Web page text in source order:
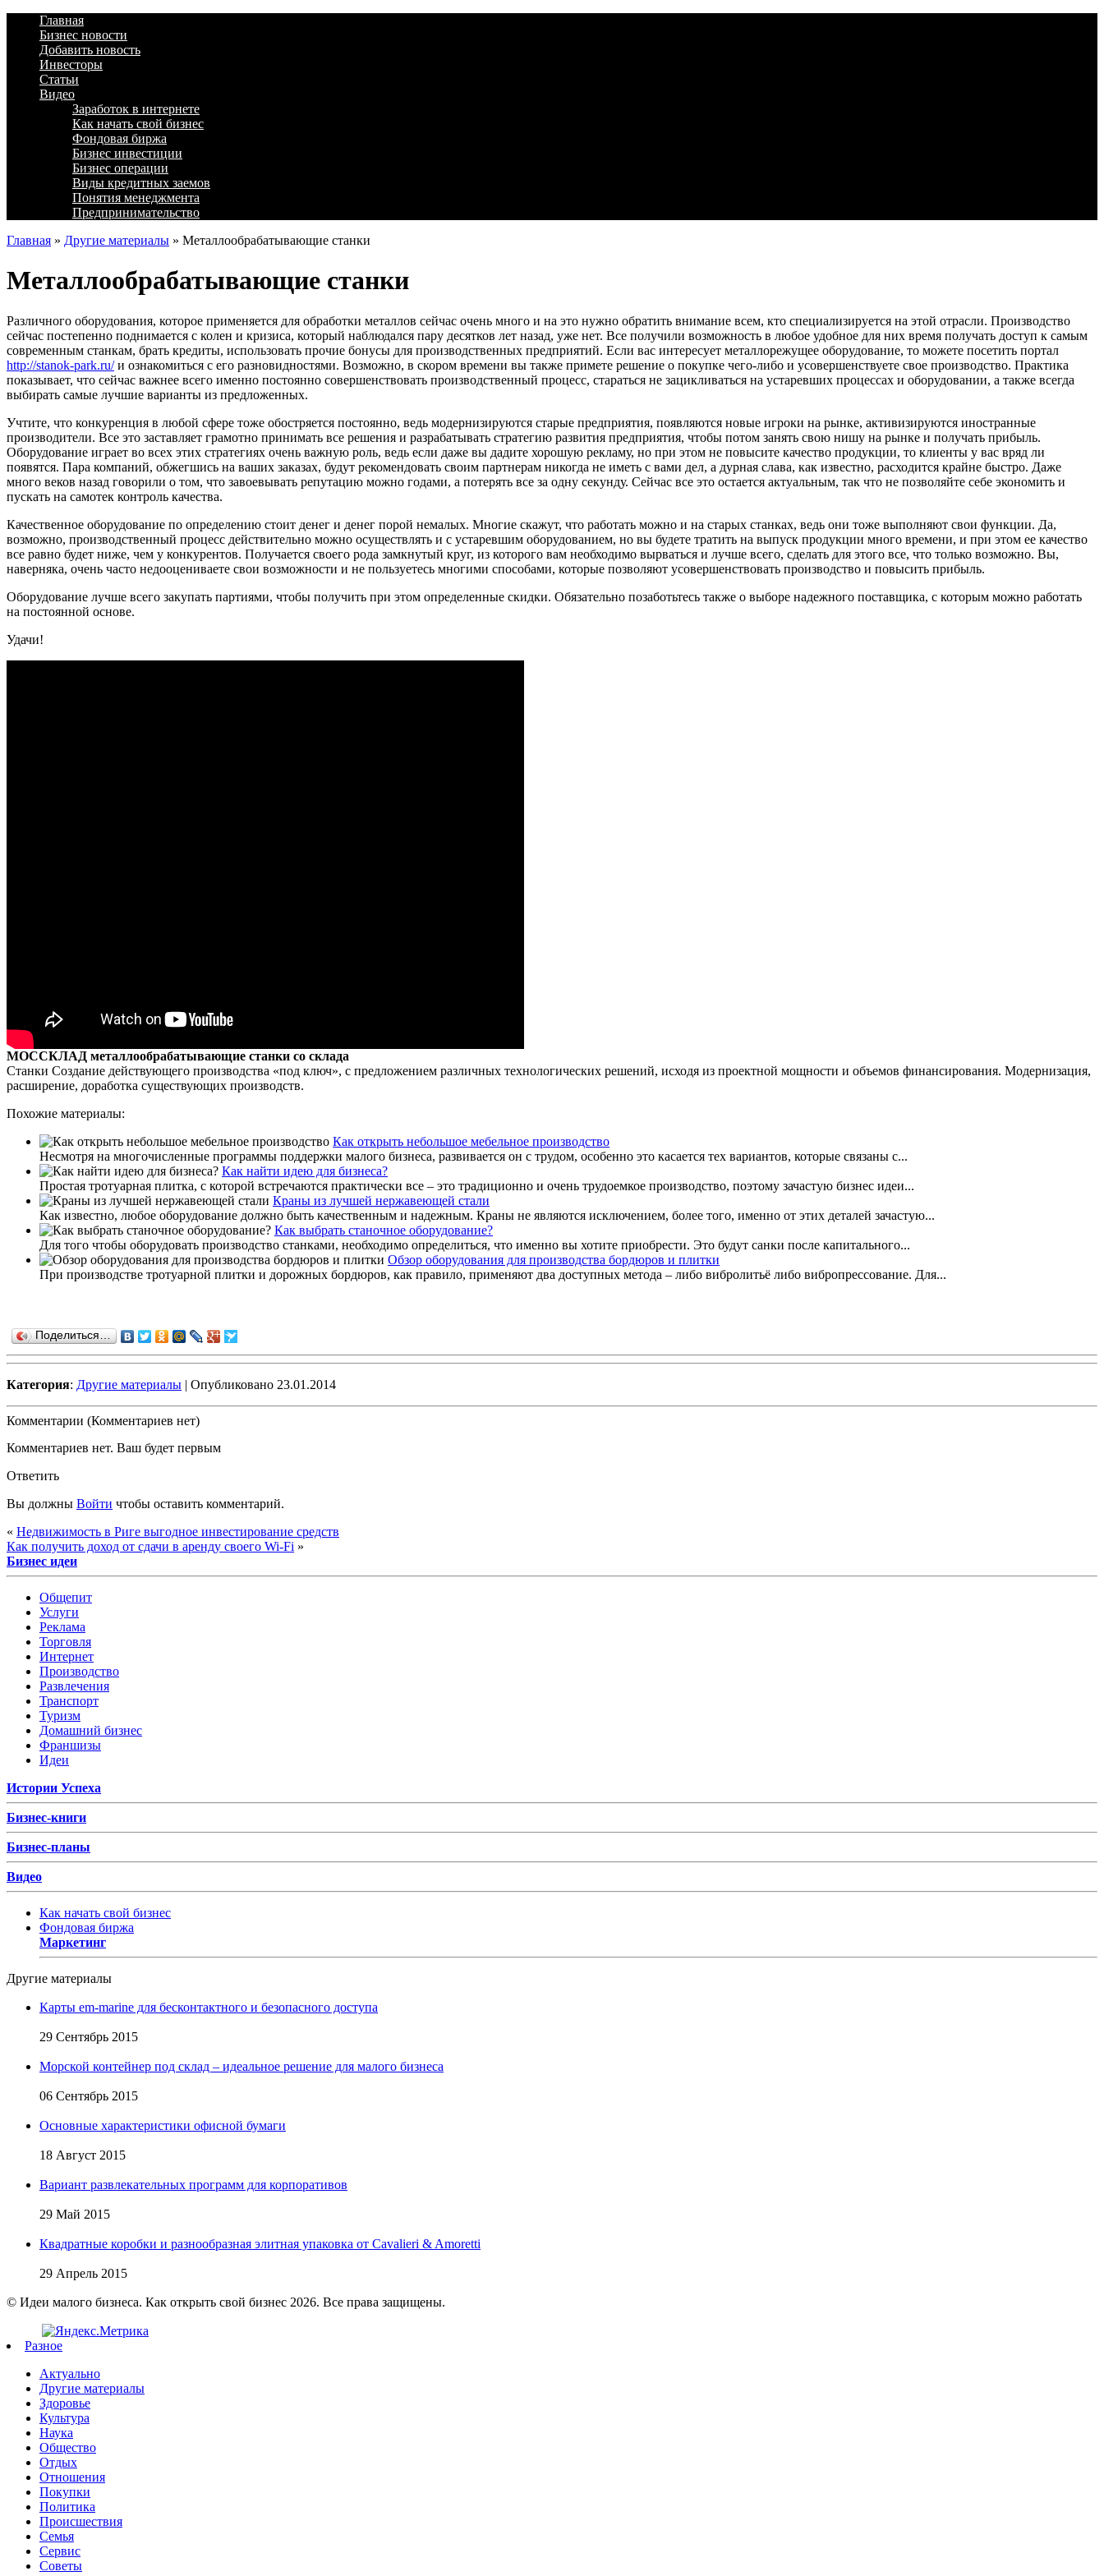
Главная
Бизнес новости
Добавить новость
Инвесторы
Статьи
Видео
Заработок в интернете
Как начать свой бизнес
Фондовая биржа
Бизнес инвестиции
Бизнес операции
Виды кредитных заемов
Понятия менеджмента
Предпринимательство
Главная » Другие материалы » Металлообрабатывающие станки
Металлообрабатывающие станки
Различного оборудования, которое применяется для обработки металлов сейчас очень много и на это нужно обратить внимание всем, кто специализируется на этой отрасли. Производство
сейчас постепенно поднимается с колен и кризиса, который наблюдался пару десятков лет назад, уже нет. Все получили возможность в любое удобное для них время получать доступ к самым
современным станкам, брать кредиты, использовать прочие бонусы для производственных предприятий. Если вас интересует металлорежущее оборудование, то можете посетить портал
http://stanok-park.ru/и ознакомиться с его разновидностями. Возможно, в скором времени вы также примете решение о покупке чего-либо и усовершенствуете свое производство. Практика
показывает, что сейчас важнее всего именно постоянно совершенствовать производственный процесс, стараться не зацикливаться на устаревших процессах и оборудовании, а также всегда
выбирать самые лучшие варианты из предложенных.
Учтите, что конкуренция в любой сфере тоже обостряется постоянно, ведь модернизируются старые предприятия, появляются новые игроки на рынке, активизируются иностранные
производители. Все это заставляет грамотно принимать все решения и разрабатывать стратегию развития предприятия, чтобы потом занять свою нишу на рынке и получать прибыль.
Оборудование играет во всех этих стратегиях очень важную роль, ведь если даже вы дадите хорошую рекламу, но при этом не повысите качество продукции, то клиенты у вас вряд ли
появятся. Пара компаний, обжегшись на ваших заказах, будут рекомендовать своим партнерам никогда не иметь с вами дел, а дурная слава, как известно, расходится крайне быстро. Даже
много веков назад говорили о том, что завоевывать репутацию можно годами, а потерять все за одну секунду. Сейчас все это остается актуальным, так что не позволяйте себе экономить и
пускать на самотек контроль качества.
Качественное оборудование по определению стоит денег и денег порой немалых. Многие скажут, что работать можно и на старых станках, ведь они тоже выполняют свои функции. Да,
возможно, производственный процесс действительно можно осуществлять и с устаревшим оборудованием, но вы будете тратить на выпуск продукции много времени, и при этом ее качество
все равно будет ниже, чем у конкурентов. Получается своего рода замкнутый круг, из которого вам необходимо вырваться и лучше всего, сделать для этого все, что только возможно. Вы,
наверняка, очень часто недооцениваете свои возможности и не пользуетесь многими способами, которые позволяют усовершенствовать производство и повысить прибыль.
Оборудование лучше всего закупать партиями, чтобы получить при этом определенные скидки. Обязательно позаботьтесь также о выборе надежного поставщика, с которым можно работать
на постоянной основе.
Удачи!
МОССКЛАД металлообрабатывающие станки со склада
Станки Создание действующего производства «под ключ», с предложением различных технологических решений, исходя из проектной мощности и объемов финансирования. Модернизация,
расширение, доработка существующих производств.
Похожие материалы:
Как открыть небольшое мебельное производство
Несмотря на многочисленные программы поддержки малого бизнеса, развивается он с трудом, особенно это касается тех вариантов, которые связаны с...
Как найти идею для бизнеса?
Простая тротуарная плитка, с которой встречаются практически все – это традиционно и очень трудоемкое производство, поэтому зачастую бизнес идеи...
Краны из лучшей нержавеющей стали
Как известно, любое оборудование должно быть качественным и надежным. Краны не являются исключением, более того, именно от этих деталей зачастую...
Как выбрать станочное оборудование?
Для того чтобы оборудовать производство станками, необходимо определиться, что именно вы хотите приобрести. Это будут санки после капитального...
Обзор оборудования для производства бордюров и плитки
При производстве тротуарной плитки и дорожных бордюров, как правило, применяют два доступных метода – либо вибролитьё либо вибропрессование. Для...
Поделиться…
Категория: Другие материалы | Опубликовано 23.01.2014
Комментарии (Комментариев нет)
Комментариев нет. Ваш будет первым
Ответить
Вы должны Войти чтобы оставить комментарий.
« Недвижимость в Риге выгодное инвестирование средств
Как получить доход от сдачи в аренду своего Wi-Fi »
Бизнес идеи
Общепит
Услуги
Реклама
Торговля
Интернет
Производство
Развлечения
Транспорт
Туризм
Домашний бизнес
Франшизы
Идеи
Истории Успеха
Бизнес-книги
Бизнес-планы
Видео
Как начать свой бизнес
Фондовая биржа
Маркетинг
Другие материалы
Карты em-marine для бесконтактного и безопасного доступа
29 Сентябрь 2015
Морской контейнер под склад – идеальное решение для малого бизнеса
06 Сентябрь 2015
Основные характеристики офисной бумаги
18 Август 2015
Вариант развлекательных программ для корпоративов
29 Май 2015
Квадратные коробки и разнообразная элитная упаковка от Cavalieri & Amoretti
29 Апрель 2015
© Идеи малого бизнеса. Как открыть свой бизнес 2026. Все права защищены.
Разное
Актуально
Другие материалы
Здоровье
Культура
Наука
Общество
Отдых
Отношения
Покупки
Политика
Происшествия
Семья
Сервис
Советы